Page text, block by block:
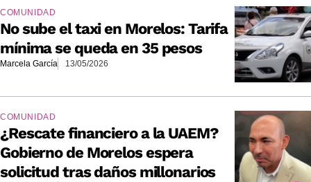
COMUNIDAD
No sube el taxi en Morelos: Tarifa
mínima se queda en 35 pesos
Marcela García 13/05/2026
COMUNIDAD
¿Rescate financiero a la UAEM?
Gobierno de Morelos espera
solicitud tras daños millonarios